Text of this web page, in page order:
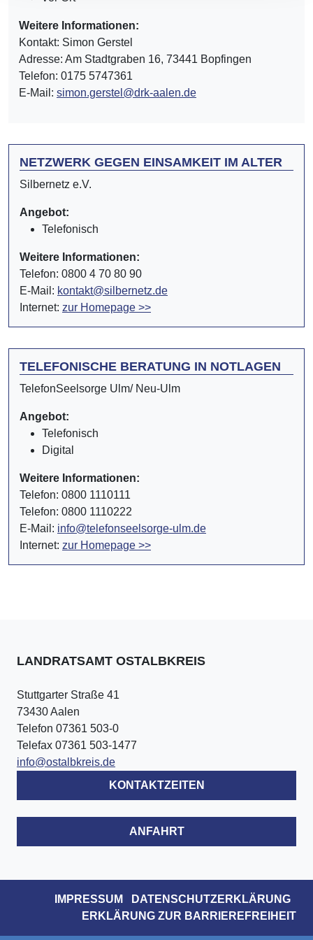
Weitere Informationen:
Kontakt: Simon Gerstel
Adresse: Am Stadtgraben 16, 73441 Bopfingen
Telefon: 0175 5747361
E-Mail: simon.gerstel@drk-aalen.de
NETZWERK GEGEN EINSAMKEIT IM ALTER
Silbernetz e.V.
Angebot:
Telefonisch
Weitere Informationen:
Telefon: 0800 4 70 80 90
E-Mail: kontakt@silbernetz.de
Internet: zur Homepage >>
TELEFONISCHE BERATUNG IN NOTLAGEN
TelefonSeelsorge Ulm/ Neu-Ulm
Angebot:
Telefonisch
Digital
Weitere Informationen:
Telefon: 0800 1110111
Telefon: 0800 1110222
E-Mail: info@telefonseelsorge-ulm.de
Internet: zur Homepage >>
LANDRATSAMT OSTALBKREIS
Stuttgarter Straße 41
73430 Aalen
Telefon 07361 503-0
Telefax 07361 503-1477
info@ostalbkreis.de
KONTAKTZEITEN
ANFAHRT
IMPRESSUM
DATENSCHUTZERKLÄRUNG
ERKLÄRUNG ZUR BARRIEREFREIHEIT